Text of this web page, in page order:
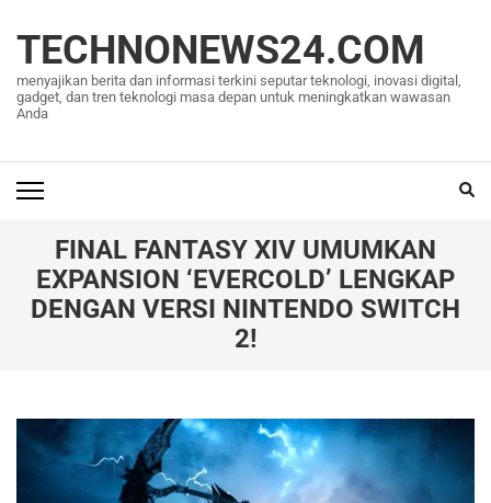
konten
(Tekan
Enter)
TECHNONEWS24.COM
menyajikan berita dan informasi terkini seputar teknologi, inovasi digital,
gadget, dan tren teknologi masa depan untuk meningkatkan wawasan
Anda
FINAL FANTASY XIV UMUMKAN
EXPANSION ‘EVERCOLD’ LENGKAP
DENGAN VERSI NINTENDO SWITCH
2!